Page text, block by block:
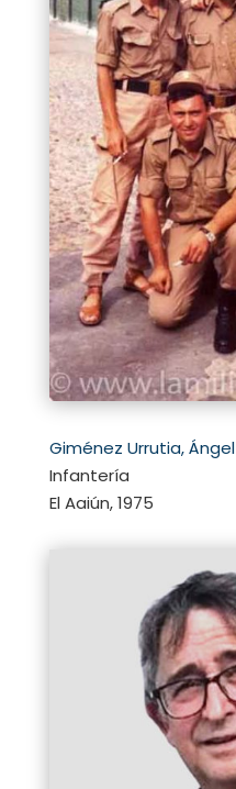
Giménez Urrutia, Ángel
Infantería
El Aaiún, 1975